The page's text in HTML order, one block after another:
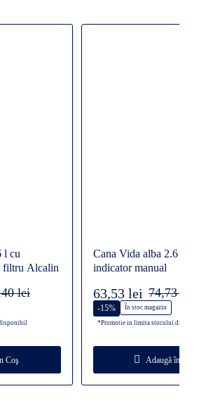
l cu
filtru Alcalin
lei
Coş
Cana Vida alba 2.6 l cu
indicator manual
În stoc magazin
*Promotie in limita stocului
-15%
63,53 lei 74,73 lei
Adaugă în Coş